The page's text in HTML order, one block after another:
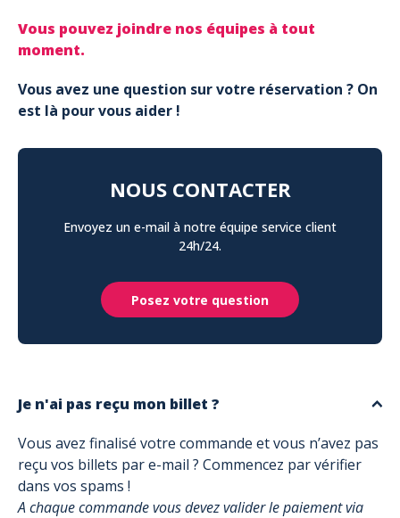
Vous pouvez joindre nos équipes à tout
moment.
Vous avez une question sur votre réservation ? On
est là pour vous aider !
NOUS CONTACTER
Envoyez un e-mail à notre équipe service client
24h/24.
Posez votre question
Je n'ai pas reçu mon billet ?
Vous avez finalisé votre commande et vous n’avez pas
reçu vos billets par e-mail ? Commencez par vérifier
dans vos spams !
A chaque commande vous devez valider le paiement via